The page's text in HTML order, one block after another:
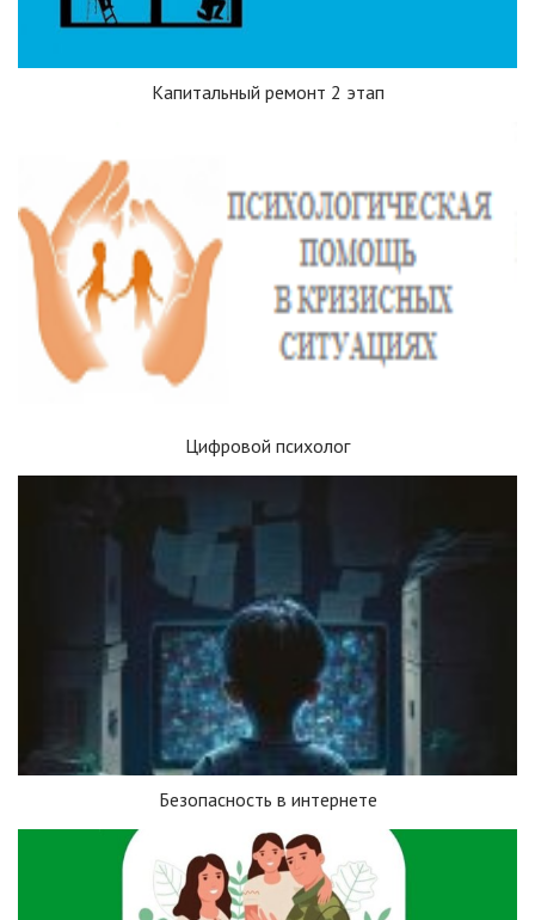
Капитальный ремонт 2 этап
Цифровой психолог
Безопасность в интернете